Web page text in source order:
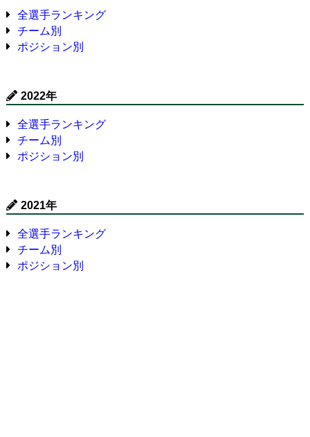
全選手ランキング
チーム別
ポジション別
2022年
全選手ランキング
チーム別
ポジション別
2021年
全選手ランキング
チーム別
ポジション別